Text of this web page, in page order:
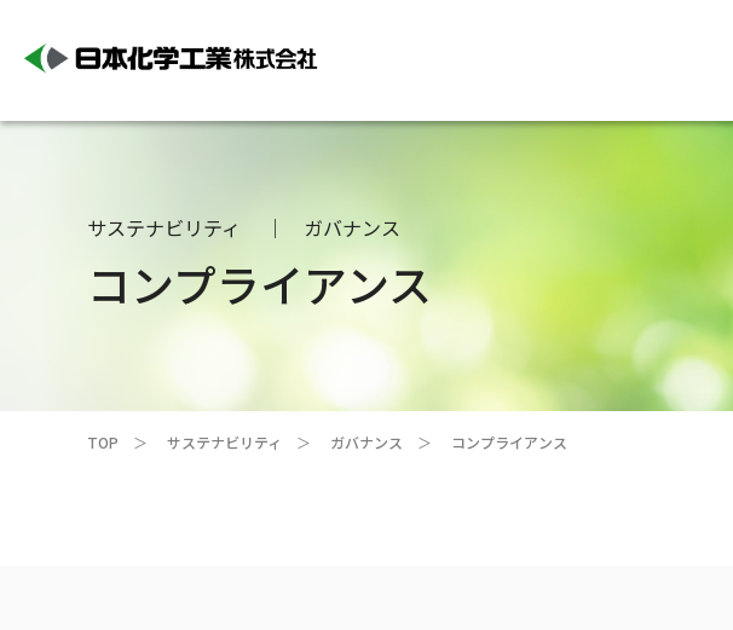
サステナビリティ ガバナンス
コンプライアンス
TOP サステナビリティ ガバナンス コンプライアンス